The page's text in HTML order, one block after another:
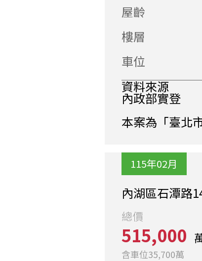
屋齡
樓層
車位
資料來源
內政部實登
本案為「臺北
115年02月
內湖區石潭路
總價
515,000
含車位35,700萬